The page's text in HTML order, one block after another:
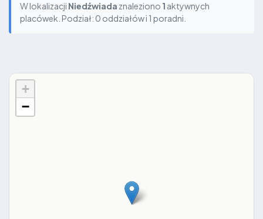
W lokalizacji Niedźwiada znaleziono 1 aktywnych
placówek. Podział: 0 oddziałów i 1 poradni.
+
−